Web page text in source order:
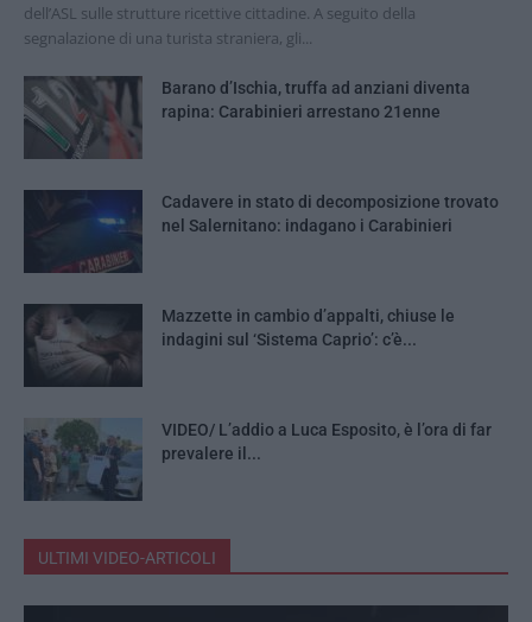
dell’ASL sulle strutture ricettive cittadine. A seguito della
segnalazione di una turista straniera, gli...
Barano d’Ischia, truffa ad anziani diventa
rapina: Carabinieri arrestano 21enne
Cadavere in stato di decomposizione trovato
nel Salernitano: indagano i Carabinieri
Mazzette in cambio d’appalti, chiuse le
indagini sul ‘Sistema Caprio’: c’è...
VIDEO/ L’addio a Luca Esposito, è l’ora di far
prevalere il...
ULTIMI VIDEO-ARTICOLI